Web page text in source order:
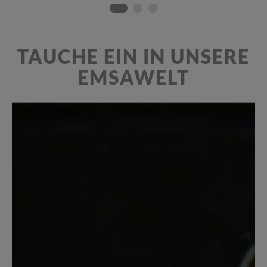
TAUCHE EIN IN UNSERE
EMSAWELT